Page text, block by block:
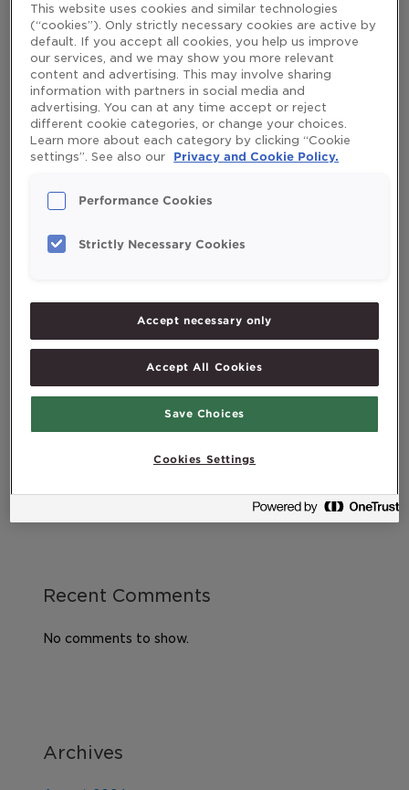
neuroznanstvenica i autorica knjige „Vaš supermozak“, Kaja
Nordengen.
Read More »
Search
Zašto Möller’s? Pouzdan i kvalitetan izvor omega-
3 iz Norveške
Dobro zdravlje, stil života i kvaliteta života – što
to zapravo znači?
Vježbanje nakon poroda
Recent Comments
No comments to show.
Archives
This website uses cookies and similar technologies
(“cookies”). Only strictly necessary cookies are active by
default. If you accept all cookies, you help us improve
our services, and we may show you more relevant
content and advertising. This may involve sharing
information with partners in social media and
advertising. You can at any time accept or reject
different cookie categories, or change your choices.
Learn more about each category by clicking “Cookie
settings”. See also our
Privacy and Cookie Policy.
Performance Cookies
Strictly Necessary Cookies
Accept necessary only
Accept All Cookies
Save Choices
Cookies Settings